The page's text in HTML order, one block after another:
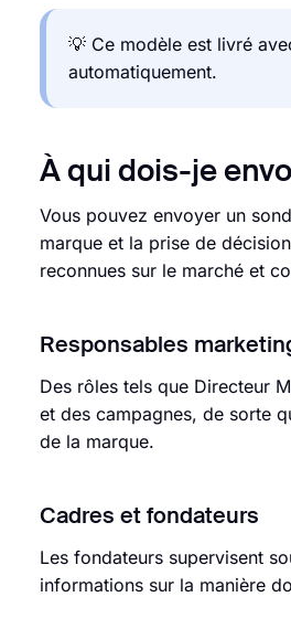
💡 Ce modèle est livré
automatiquement.
À qui dois-je
Vous pouvez envoyer un
marque et la prise de
reconnues sur le marché et
Responsables
Des rôles tels que Directeur
et des campagnes, de sorte
de la marque.
Cadres et fondateurs
Les fondateurs supervisent
informations sur la manière